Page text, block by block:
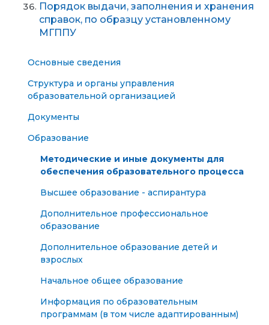
Порядок выдачи, заполнения и хранения
справок, по образцу установленному
МГППУ
Основные сведения
Структура и органы управления
образовательной организацией
Документы
Образование
Методические и иные документы для
обеспечения образовательного процесса
Высшее образование - аспирантура
Дополнительное профессиональное
образование
Дополнительное образование детей и
взрослых
Начальное общее образование
Информация по образовательным
программам (в том числе адаптированным)